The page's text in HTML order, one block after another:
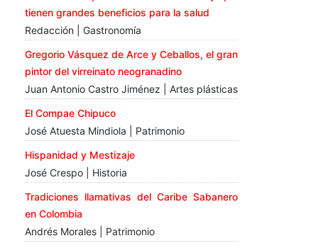
tienen grandes beneficios para la salud
Redacción | Gastronomía
Gregorio Vásquez de Arce y Ceballos, el gran
pintor del virreinato neogranadino
Juan Antonio Castro Jiménez | Artes plásticas
El Compae Chipuco
José Atuesta Mindiola | Patrimonio
Hispanidad y Mestizaje
José Crespo | Historia
Tradiciones llamativas del Caribe Sabanero
en Colombia
Andrés Morales | Patrimonio